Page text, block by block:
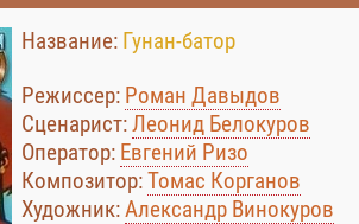
Название: Гунан-батор
Режиссер: Роман Давыдов
Сценарист:Леонид Белокуров
Оператор: Евгений Ризо
Композитор:Томас Корганов
Художник:Александр Винокуров